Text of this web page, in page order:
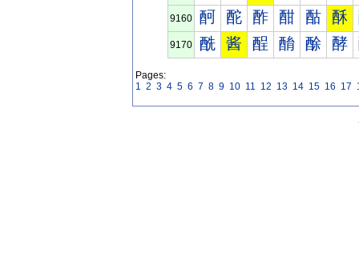
9160 酠 酡 酢 酣 酤 酥
9170 酰 酱 酲 酳 酴 酵
Pages:
1 2 3 4 5 6 7 8 9 10 11 12 13 14 15 16 17